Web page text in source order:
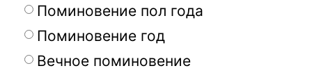
Поминовение пол года
Поминовение год
Вечное поминовение